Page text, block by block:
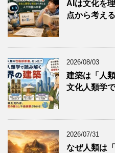
AIは文化を
点から考え
2026/08/03
建築は「人
文化人類学
2026/07/31
なぜ人類は